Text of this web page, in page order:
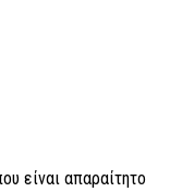
είναι απαραίτητο